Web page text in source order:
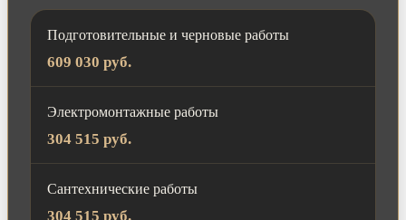
Подготовительные и черновые работы
609 030 руб.
Электромонтажные работы
304 515 руб.
Сантехнические работы
304 515 руб.